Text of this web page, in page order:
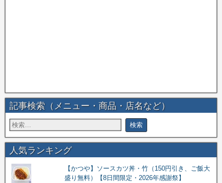
記事検索（メニュー・商品・店名など）
人気ランキング
【かつや】ソースカツ丼・竹（150円引き、ご飯大
盛り無料）【8日間限定・2026年感謝祭】